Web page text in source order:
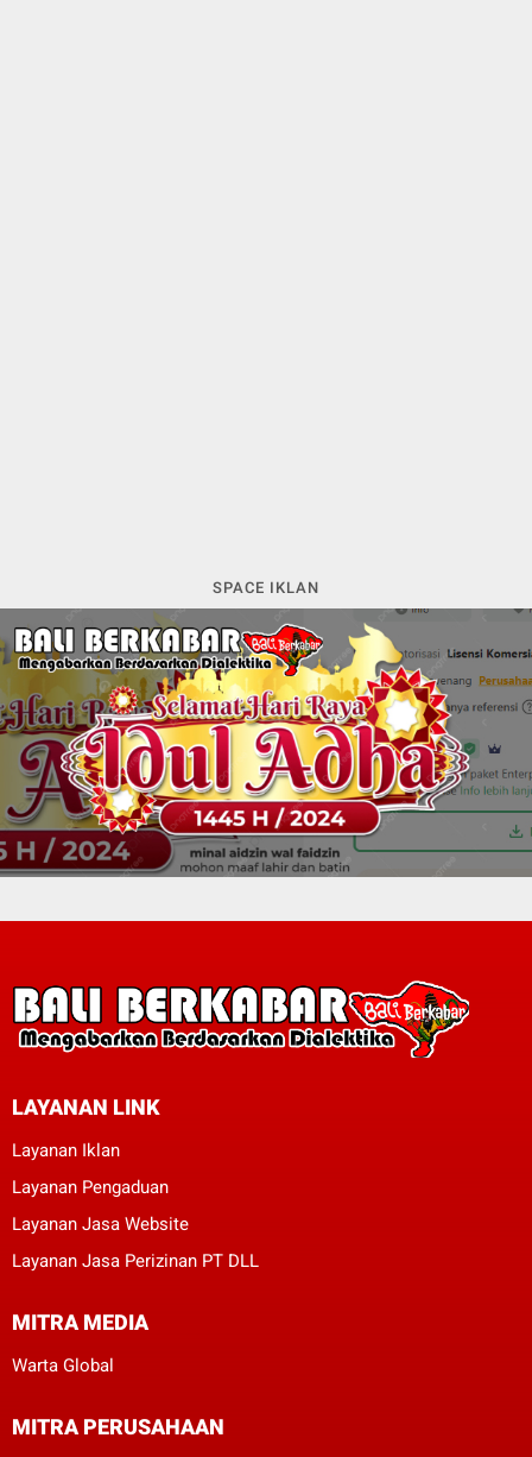
SPACE IKLAN
LAYANAN LINK
Layanan Iklan
Layanan Pengaduan
Layanan Jasa Website
Layanan Jasa Perizinan PT DLL
MITRA MEDIA
Warta Global
MITRA PERUSAHAAN